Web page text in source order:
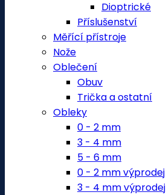
Dioptrické
Příslušenství
Měřící přístroje
Nože
Oblečení
Obuv
Trička a ostatní
Obleky
0 - 2 mm
3 - 4 mm
5 - 6 mm
0 - 2 mm výprodej
3 - 4 mm výprodej